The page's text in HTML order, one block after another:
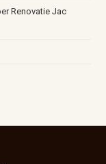
Renovatie Jac